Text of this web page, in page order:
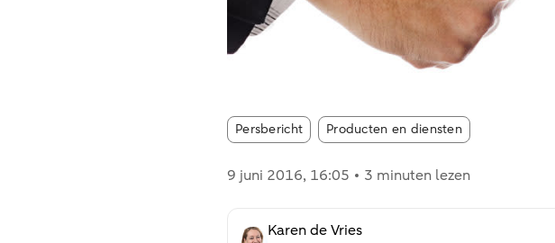
Persbericht Article tags:
Producten en diensten
9 juni 2016, 16:05 3 minuten lezen
Karen de Vries